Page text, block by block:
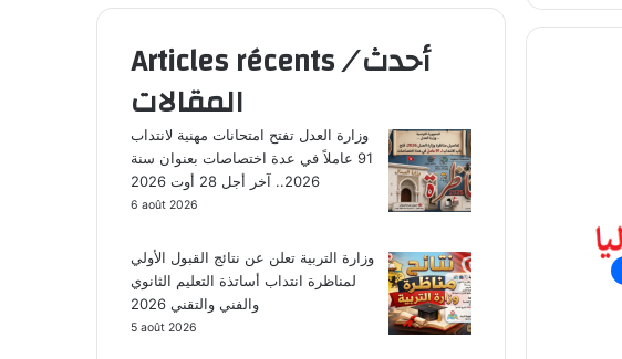
Articles récents/أحدث
المقالات
وزارة العدل تفتح امتحانات مهنية لانتداب
91 عاملاً في عدة اختصاصات بعنوان سنة
2026.. آخر أجل 28 أوت 2026
6 août 2026
وزارة التربية تعلن عن نتائج القبول الأولي
لمناظرة انتداب أساتذة التعليم الثانوي
والفني والتقني 2026
5 août 2026